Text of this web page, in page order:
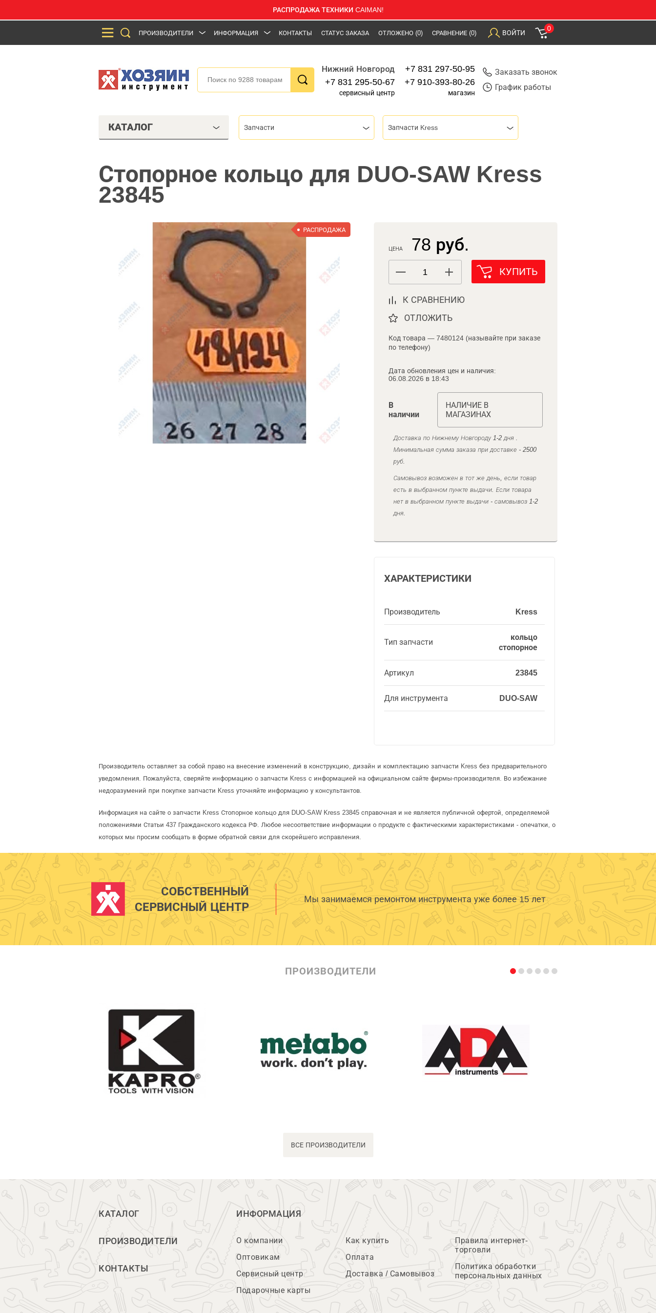
РАСПРОДАЖА ТЕХНИКИ CAIMAN!
ПРОИЗВОДИТЕЛИ ИНФОРМАЦИЯ КОНТАКТЫ СТАТУС ЗАКАЗА ОТЛОЖЕНО (0) СРАВНЕНИЕ (0) ВОЙТИ
0
Нижний Новгород
+7 831 295-50-67
сервисный центр
+7 831 297-50-95
+7 910-393-80-26
магазин
Заказать звонок
График работы
КАТАЛОГ Запчасти Запчасти Kress
Стопорное кольцо для DUO-SAW Kress
23845
РАСПРОДАЖА
ЦЕНА 78 руб.
КУПИТЬ
К СРАВНЕНИЮ
ОТЛОЖИТЬ
Код товара — 7480124 (называйте при заказе
по телефону)
Дата обновления цен и наличия:
06.08.2026 в 18:43
В
наличии
НАЛИЧИЕ В
МАГАЗИНАХ
Доставка по Нижнему Новгороду 1-2 дня .
Минимальная сумма заказа при доставке - 2500
руб.
Самовывоз возможен в тот же день, если товар
есть в выбранном пункте выдачи. Если товара
нет в выбранном пункте выдачи - самовывоз 1-2
дня.
ХАРАКТЕРИСТИКИ
Производитель Kress
Тип запчасти
кольцо
стопорное
Артикул 23845
Для инструмента DUO-SAW
Производитель оставляет за собой право на внесение изменений в конструкцию, дизайн и комплектацию запчасти Kress без предварительного
уведомления. Пожалуйста, сверяйте информацию о запчасти Kress с информацией на официальном сайте фирмы-производителя. Во избежание
недоразумений при покупке запчасти Kress уточняйте информацию у консультантов.
Информация на сайте о запчасти Kress Стопорное кольцо для DUO-SAW Kress 23845 справочная и не является публичной офертой, определяемой
положениями Статьи 437 Гражданского кодекса РФ. Любое несоответствие информации о продукте с фактическими характеристиками - опечатки, о
которых мы просим сообщать в форме обратной связи для скорейшего исправления.
СОБСТВЕННЫЙ
СЕРВИСНЫЙ ЦЕНТР
Мы занимаемся ремонтом инструмента уже более 15 лет
ПРОИЗВОДИТЕЛИ
ВСЕ ПРОИЗВОДИТЕЛИ
КАТАЛОГ
ПРОИЗВОДИТЕЛИ
КОНТАКТЫ
ИНФОРМАЦИЯ
О компании
Оптовикам
Сервисный центр
Подарочные карты
Как купить
Оплата
Доставка / Самовывоз
Правила интернет-
торговли
Политика обработки
персональных данных